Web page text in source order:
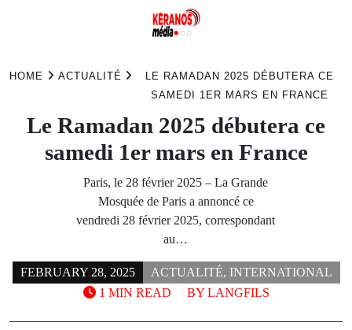
HOME ACTUALITÉ
LE RAMADAN 2025 DÉBUTERA CE
SAMEDI 1ER MARS EN FRANCE
Le Ramadan 2025 débutera ce
samedi 1er mars en France
Paris, le 28 février 2025 – La Grande
Mosquée de Paris a annoncé ce
vendredi 28 février 2025, correspondant
au…
FEBRUARY 28, 2025 ACTUALITÉ, INTERNATIONAL
BY LANGFILS
1 MIN READ